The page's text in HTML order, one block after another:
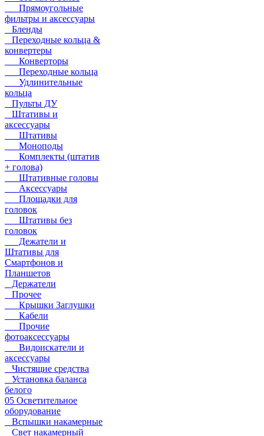
Прямоугольные
фильтры и аксессуары
Бленды
Переходные кольца &
конвертеры
Конверторы
Переходные кольца
Удлинительные
кольца
Пульты ДУ
Штативы и
аксессуары
Штативы
Моноподы
Комплекты (штатив
+ голова)
Штативные головы
Аксессуары
Площадки для
головок
Штативы без
головок
Дежатели и
Штативы для
Смартфонов и
Планшетов
Держатели
Прочее
Крышки Заглушки
Кабели
Прочие
фотоаксессуары
Видоискатели и
аксессуары
Чистящие средства
Установка баланса
белого
05 Осветительное
оборудование
Вспышки накамерные
Свет накамерный